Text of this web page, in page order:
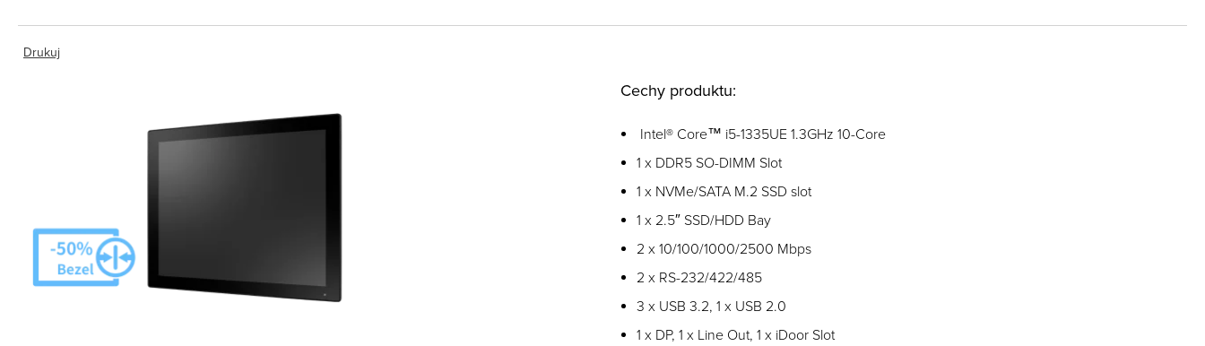
Drukuj
Cechy produktu:
Intel® Core™ i5-1335UE 1.3GHz 10-Core
1 x DDR5 SO-DIMM Slot
1 x NVMe/SATA M.2 SSD slot
1 x 2.5″ SSD/HDD Bay
2 x 10/100/1000/2500 Mbps
2 x RS-232/422/485
3 x USB 3.2, 1 x USB 2.0
1 x DP, 1 x Line Out, 1 x iDoor Slot